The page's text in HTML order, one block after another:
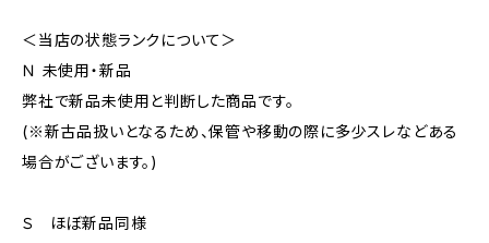
＜当店の状態ランクについて＞
Ｎ 未使用・新品
弊社で新品未使用と判断した商品です。
(※新古品扱いとなるため、保管や移動の際に多少スレなどある
場合がございます。)
Ｓ ほぼ新品同様